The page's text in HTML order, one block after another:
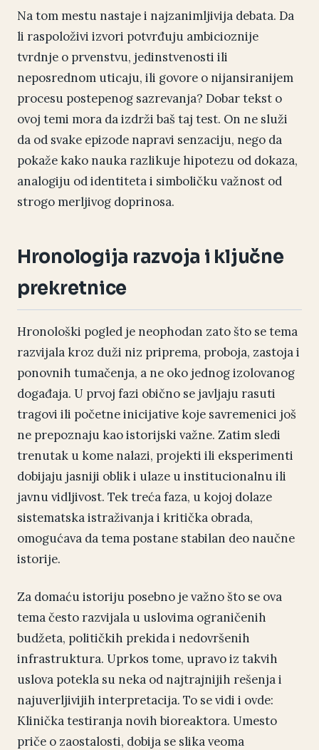
Na tom mestu nastaje i najzanimljivija debata. Da
li raspoloživi izvori potvrđuju ambicioznije
tvrdnje o prvenstvu, jedinstvenosti ili
neposrednom uticaju, ili govore o nijansiranijem
procesu postepenog sazrevanja? Dobar tekst o
ovoj temi mora da izdrži baš taj test. On ne služi
da od svake epizode napravi senzaciju, nego da
pokaže kako nauka razlikuje hipotezu od dokaza,
analogiju od identiteta i simboličku važnost od
strogo merljivog doprinosa.
Hronologija razvoja i ključne
prekretnice
Hronološki pogled je neophodan zato što se tema
razvijala kroz duži niz priprema, proboja, zastoja i
ponovnih tumačenja, a ne oko jednog izolovanog
događaja. U prvoj fazi obično se javljaju rasuti
tragovi ili početne inicijative koje savremenici još
ne prepoznaju kao istorijski važne. Zatim sledi
trenutak u kome nalazi, projekti ili eksperimenti
dobijaju jasniji oblik i ulaze u institucionalnu ili
javnu vidljivost. Tek treća faza, u kojoj dolaze
sistematska istraživanja i kritička obrada,
omogućava da tema postane stabilan deo naučne
istorije.
Za domaću istoriju posebno je važno što se ova
tema često razvijala u uslovima ograničenih
budžeta, političkih prekida i nedovršenih
infrastruktura. Uprkos tome, upravo iz takvih
uslova potekla su neka od najtrajnijih rešenja i
najuverljivijih interpretacija. To se vidi i ovde:
Klinička testiranja novih bioreaktora. Umesto
priče o zaostalosti, dobija se slika veoma